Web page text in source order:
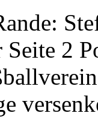
2